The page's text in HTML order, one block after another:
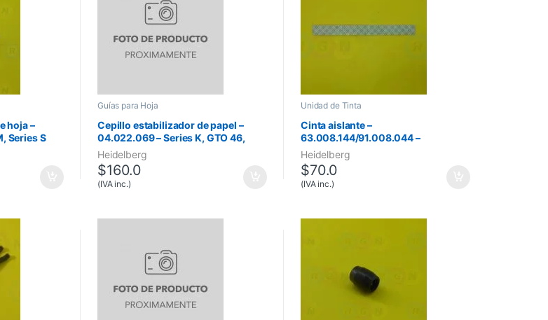
hoja –
Series S
Guías para Hoja
Cepillo estabilizador de papel –
04.022.069 – Series K, GTO 46,
GTO 52
Heidelberg
$160.0
(IVA inc.)
Unidad de Tinta
Cinta aislante –
63.008.144/91.008.044 –
Speedmaster 102, Speedmaster 52,
Speedmaster 74
Heidelberg
$70.0
(IVA inc.)